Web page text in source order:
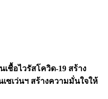
ชื้อไวรัสโควิด-19 สร้าง
ซเว่นฯ สร้างความมั่นใจให้